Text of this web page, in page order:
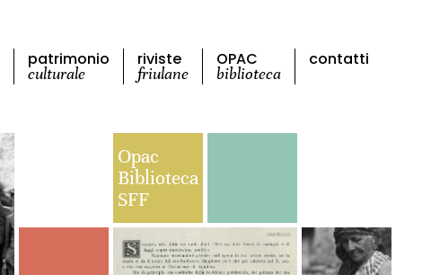
patrimonio
culturale
riviste
friulane
OPAC
biblioteca
contatti
Opac
Biblioteca
SFF